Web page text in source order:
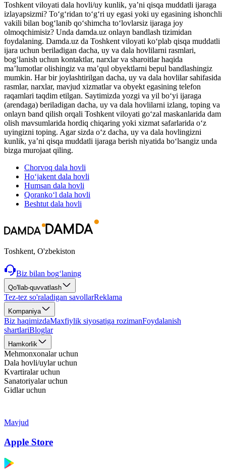
Toshkent viloyati dala hovli/uy kunlik, yaʼni qisqa muddatli ijaraga
izlayapsizmi? To‘g‘ridan to‘g‘ri uy egasi yoki uy egasining ishonchli
vakili bilan bog‘lanib qo‘shimcha to‘lovlarsiz ijaraga joy
olmoqchimisiz? Unda damda.uz onlayn bandlash tizimidan
foydalaning. Damda.uz da Toshkent viloyati ko‘plab qisqa muddatli
ijara uchun beriladigan dacha, uy va dala hovlilarni rasmlari,
bog‘lanish uchun kontaktlar, narxlar va sharoitlar haqida
maʼlumotlar olishingiz va maʼqul obyektlarni bepul bandlashingiz
mumkin. Har bir joylashtirilgan dacha, uy va dala hovlilar sahifasida
rasmlar, narxlar, mavjud xizmatlar va obyekt egasining telefon
raqamlari taqdim etilgan. Saytimizda yozgi va yil bo‘yi ijaraga
(arendaga) beriladigan dacha, uy va dala hovlilarni izlang, toping va
onlayn band qilish orqali Toshkent viloyati go‘zal maskanlarida dam
olish mavsumlarida hordiq chiqaring yoki xizmat safarlarida o‘z
uyingizni toping. Agar sizda o‘z dacha, uy va dala hovlingizni
kunlik, yaʼni qisqa muddatli ijaraga berish niyatida bo‘lsangiz unda
bizga murojaat qiling.
Chorvoq dala hovli
Ho‘jakent dala hovli
Humsan dala hovli
Qoranko‘l dala hovli
Beshtut dala hovli
Toshkent, O'zbekiston
Biz bilan bog‘laning
Qo'llab-quvvatlash
Tez-tez so'raladigan savollarReklama
Kompaniya
Biz haqimizdaMaxfiylik siyosatiga rozimanFoydalanish
shartlariBloglar
Hamkorlik
Mehmonxonalar uchun
Dala hovli/uylar uchun
Kvartiralar uchun
Sanatoriyalar uchun
Gidlar uchun
Mavjud
Apple Store